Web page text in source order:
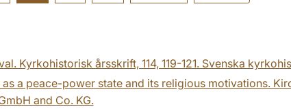
Kyrkohistorisk årsskrift, 114, 119-121. Svenska
a peace-power state and its religious motivations.
and Co. KG.